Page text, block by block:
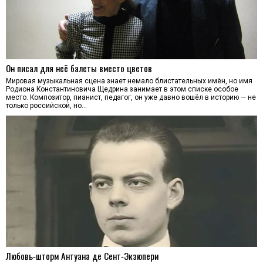
Он писал для неё балеты вместо цветов
Мировая музыкальная сцена знает немало блистательных имён, но имя
Родиона Константиновича Щедрина занимает в этом списке особое
место. Композитор, пианист, педагог, он уже давно вошёл в историю — не
только российской, но…
Любовь‑шторм Антуана де Сент‑Экзюпери